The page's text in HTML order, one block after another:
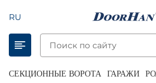
RU
СЕКЦИОННЫЕ ВОРОТА ГАРАЖИ